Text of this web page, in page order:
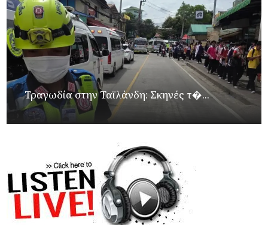
Τραγωδία στην Ταϊλάνδη: Σκηνές τ�...